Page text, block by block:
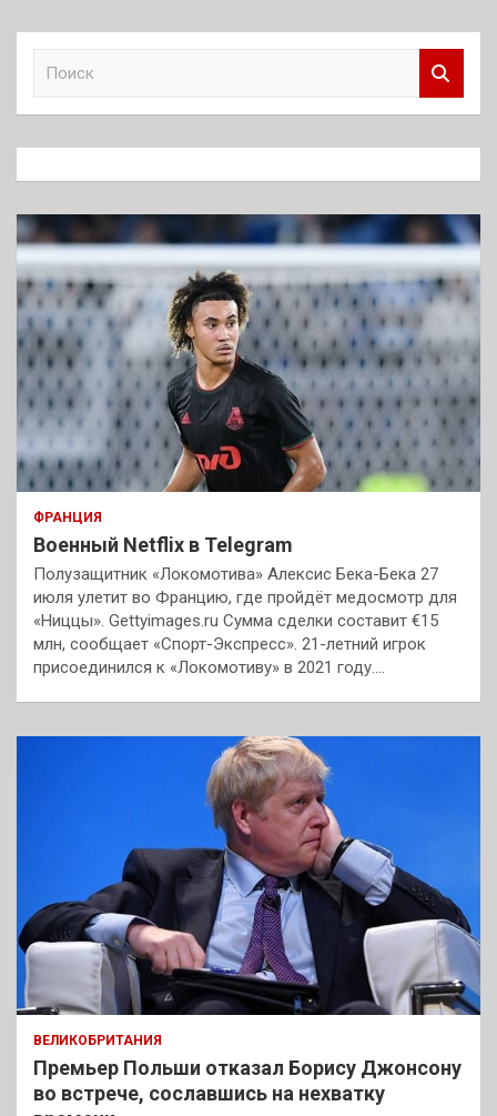
к
ФРАНЦИЯ
Военный Netflix в Telegram
Полузащитник «Локомотива» Алексис Бека-Бека 27
июля улетит во Францию, где пройдёт медосмотр для
«Ниццы». Gettyimages.ru Сумма сделки составит €15
млн, сообщает «Спорт-Экспресс». 21-летний игрок
присоединился к «Локомотиву» в 2021 году.…
ВЕЛИКОБРИТАНИЯ
Премьер Польши отказал Борису Джонсону
во встрече, сославшись на нехватку